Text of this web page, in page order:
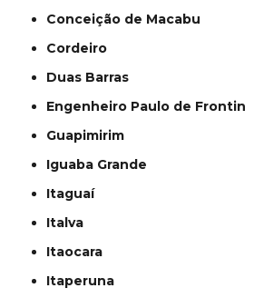
Conceição de Macabu
Cordeiro
Duas Barras
Engenheiro Paulo de Frontin
Guapimirim
Iguaba Grande
Itaguaí
Italva
Itaocara
Itaperuna